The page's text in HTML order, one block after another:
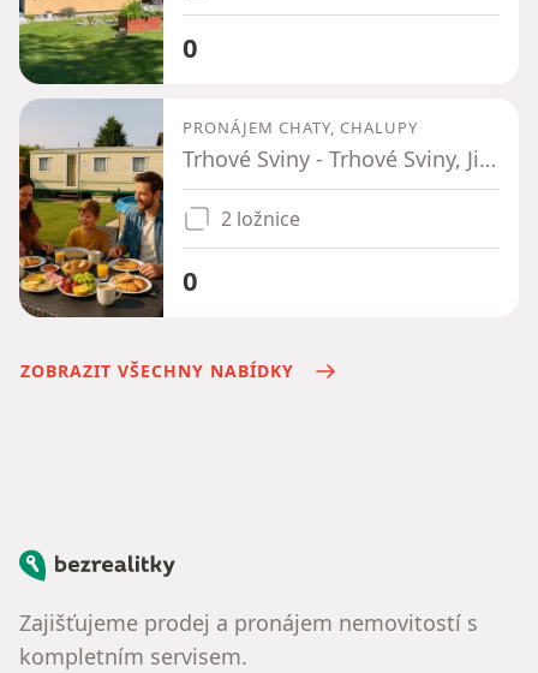
0
PRONÁJEM CHATY, CHALUPY
Trhové Sviny - Trhové Sviny, Jihočeský kraj
2 ložnice
0
ZOBRAZIT VŠECHNY NABÍDKY
Bezrealitky
Zajišťujeme prodej a pronájem nemovitostí s
kompletním servisem.